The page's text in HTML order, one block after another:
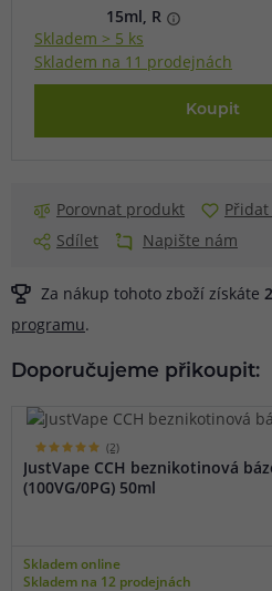
15ml, R
Skladem > 5 ks
Skladem na 11 prodejnách
Koupit
Porovnat produkt
Sdílet
Napište nám
Za nákup tohoto zboží získáte
programu.
Doporučujeme přikoupit:
(2)
JustVape CCH beznikotinová
(100VG/0PG) 50ml
Skladem online
Skladem na 12 prodejnách